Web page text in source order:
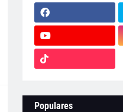
Populares